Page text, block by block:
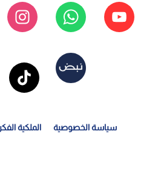
سياسة الخصوصية الملكية